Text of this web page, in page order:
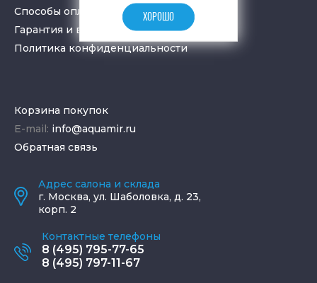
Способы оплаты
Гарантия и возврат товара
Политика конфиденциальности
Корзина покупок
E-mail: info@aquamir.ru
Обратная связь
Адрес салона и склада
г. Москва, ул. Шаболовка, д. 23,
корп. 2
Контактные телефоны
8 (495) 795-77-65
8 (495) 797-11-67
ХОРОШО